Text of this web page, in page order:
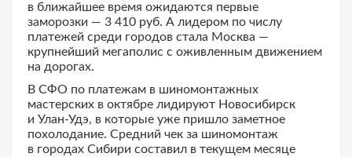
в ближайшее время ожидаются первые
заморозки — 3 410 руб. А лидером по числу
платежей среди городов стала Москва —
крупнейший мегаполис с оживленным движением
на дорогах.
В СФО по платежам в шиномонтажных
мастерских в октябре лидируют Новосибирск
и Улан-Удэ, в которые уже пришло заметное
похолодание. Средний чек за шиномонтаж
в городах Сибири составил в текущем месяце